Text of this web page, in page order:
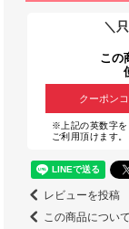
＼
この
クーポン
※上記の英数字を
ご利用頂けます。
レビューを投稿
この商品につい